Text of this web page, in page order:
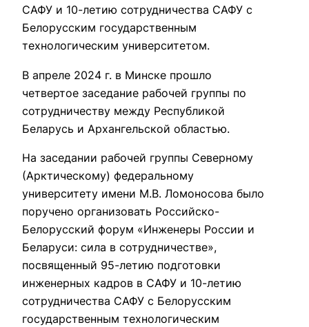
САФУ и 10-летию сотрудничества САФУ с
Белорусским государственным
технологическим университетом.
В апреле 2024 г. в Минске прошло
четвертое заседание рабочей группы по
сотрудничеству между Республикой
Беларусь и Архангельской областью.
На заседании рабочей группы Северному
(Арктическому) федеральному
университету имени М.В. Ломоносова было
поручено организовать Российско-
Белорусский форум «Инженеры России и
Беларуси: сила в сотрудничестве»,
посвященный 95-летию подготовки
инженерных кадров в САФУ и 10-летию
сотрудничества САФУ с Белорусским
государственным технологическим